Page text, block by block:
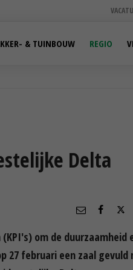
& TUINBOUW REGIO
Delta
om de duurzaamheid
27 februari een zaal gevuld